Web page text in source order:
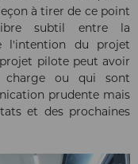
à tirer de ce point
subtil entre la
l'intention du projet
pilote peut avoir
ou qui sont
prudente mais
et des prochaines